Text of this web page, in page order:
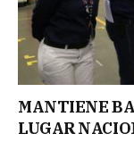
MANTIENE
LUGAR